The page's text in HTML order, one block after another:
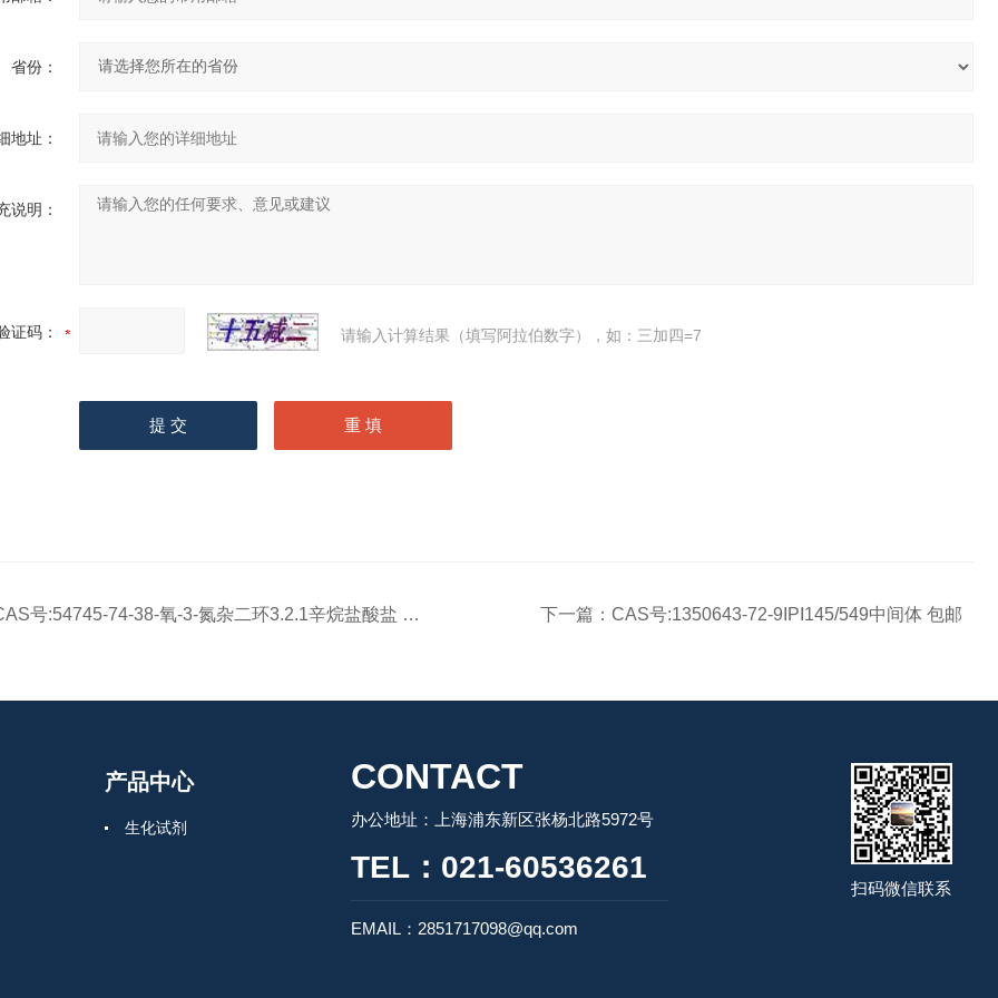
省份：
地址：
说明：
证码： 请输入计算结果（填写阿拉伯数字），如：三加四=7
号:54745-74-38-氧-3-氮杂二环3.2.1辛烷盐酸盐 包邮 下一篇： CAS号:1350643-72-9IPI145/549中间体 包邮
产品中心
生化试剂
CONTACT
办公地址：上海浦东新区张杨北路5972号
TEL：021-60536261
EMAIL：2851717098@qq.com
扫码微信联系